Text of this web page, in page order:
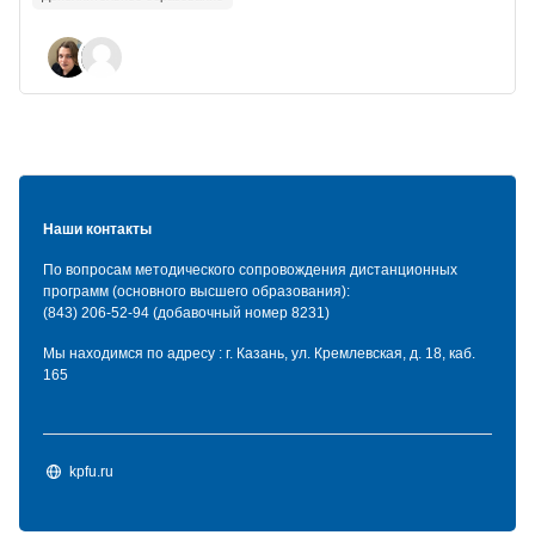
Наши контакты
По вопросам методического сопровождения дистанционных
программ (основного высшего образования):
(843) 206-52-94 (добавочный номер 8231)
Мы находимся по адресу : г. Казань, ул. Кремлевская, д. 18, каб.
165
kpfu.ru